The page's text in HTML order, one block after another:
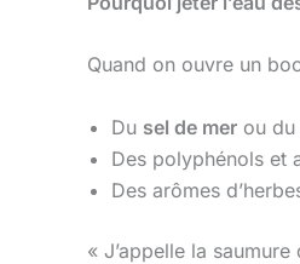
Quand on ouvre un
Du sel de mer ou du
Des polyphénols et
Des arômes
« J’appelle la